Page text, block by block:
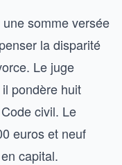
somme versée
la disparité
Le juge
pondère huit
civil. Le
euros et neuf
capital.